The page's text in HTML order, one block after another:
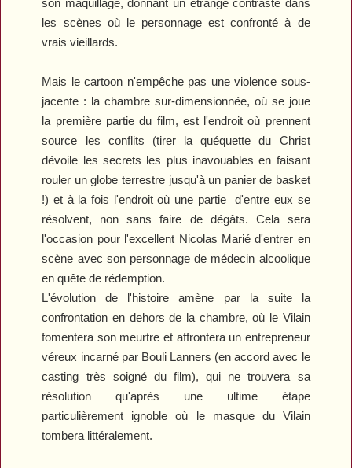
les scènes où le personnage est confronté à de
vrais vieillards.
Mais le cartoon n'empêche pas une violence sous-
jacente : la chambre sur-dimensionnée, où se joue
la première partie du film, est l'endroit où prennent
source les conflits (tirer la quéquette du Christ
dévoile les secrets les plus inavouables en faisant
rouler un globe terrestre jusqu'à un panier de basket
!) et à la fois l'endroit où une partie
d'entre eux se
résolvent, non sans faire de dégâts. Cela sera
l'occasion pour l'excellent Nicolas Marié d'entrer en
scène avec son personnage de médecin alcoolique
en quête de rédemption.
L'évolution de l'histoire amène par la suite la
confrontation en dehors de la chambre, où le Vilain
fomentera son meurtre et affrontera un entrepreneur
véreux incarné par Bouli Lanners (en accord avec le
casting très soigné du film), qui ne trouvera sa
résolution qu'après une ultime étape
particulièrement ignoble où le masque du Vilain
tombera littéralement.